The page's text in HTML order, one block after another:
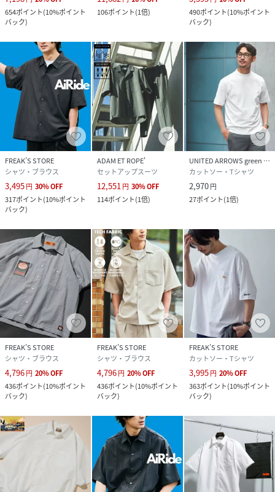
654ポイント(10%ポイント
バック)
106ポイント(1倍)
490ポイント(10%ポイント
バック)
FREAK’S STORE
シャツ・ブラウス
3,495円 30%OFF
317ポイント(10%ポイント
バック)
ADAM ET ROPE'
セットアップスーツ
12,551 円 30%OFF
114ポイント(1倍)
UNITED ARROWS green label relaxing
カットソー・Tシャツ
2,970円
27ポイント(1倍)
FREAK’S STORE
シャツ・ブラウス
4,796円 20%OFF
436ポイント(10%ポイント
バック)
FREAK’S STORE
シャツ・ブラウス
4,796円 20%OFF
436ポイント(10%ポイント
バック)
FREAK’S STORE
カットソー・Tシャツ
3,995円 20%OFF
363ポイント(10%ポイント
バック)